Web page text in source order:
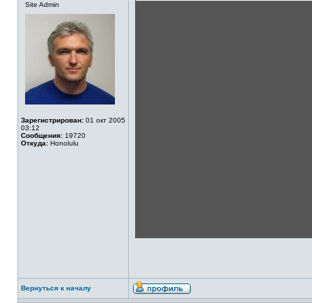
Site Admin
Зарегистрирован: 01 окт 2005
03:12
Сообщения: 19720
Откуда: Honolulu
Вернуться к началу